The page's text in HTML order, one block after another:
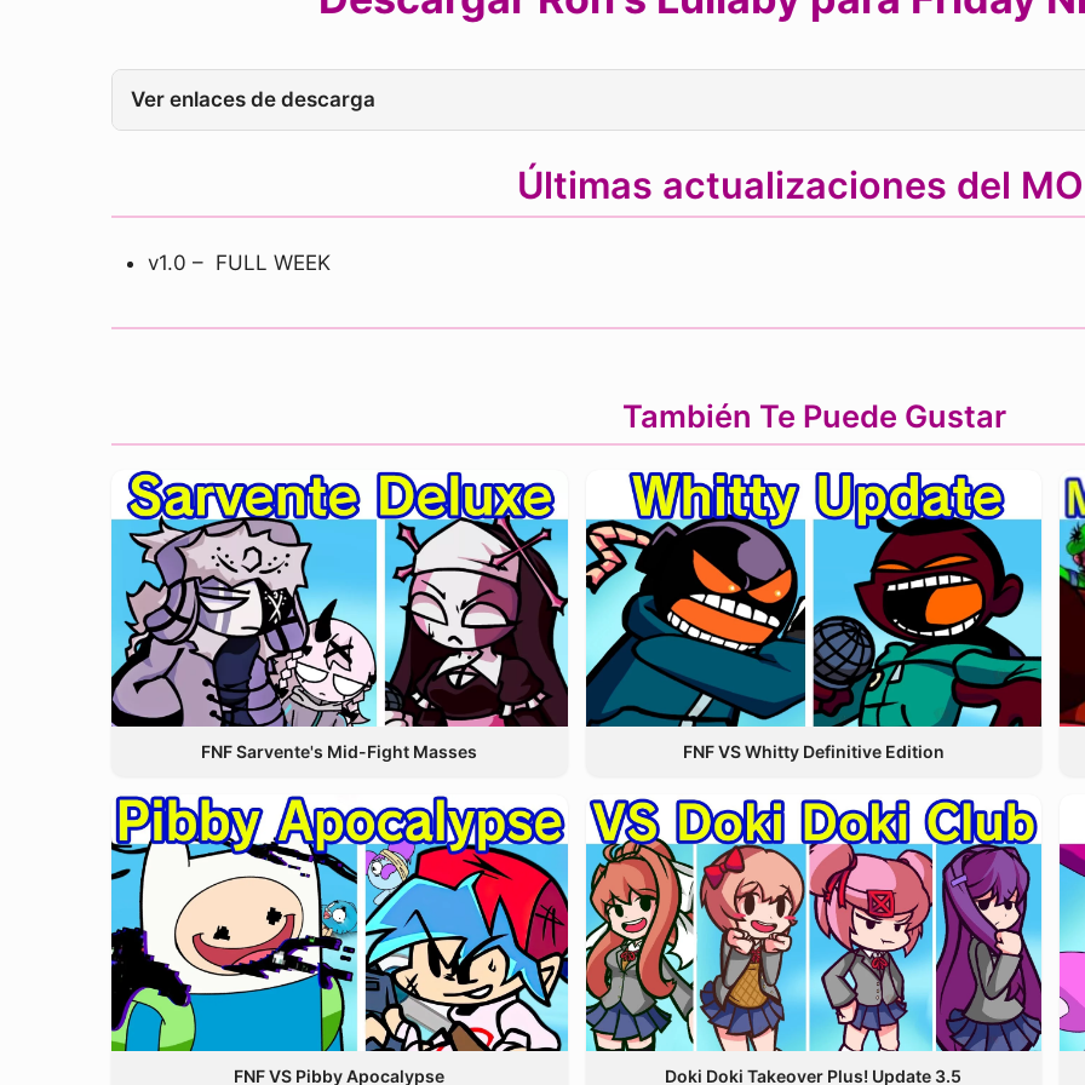
Ver enlaces de descarga
Últimas actualizaciones del
v1.0 – FULL WEEK
También Te Puede Gustar
FNF Sarvente's Mid-Fight Masses FNF VS Whitty Definitive Edition
FNF VS Pibby Apocalypse Doki Doki Takeover Plus! Update 3.5